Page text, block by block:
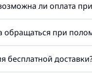
ли оплата
обращаться при
бесплатной